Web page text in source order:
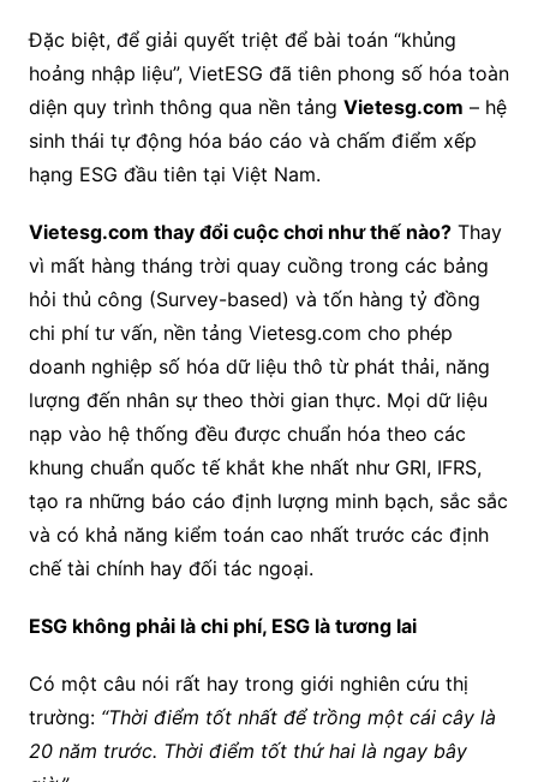
Đặc biệt, để giải quyết triệt để bài toán “khủng
hoảng nhập liệu”, VietESG đã tiên phong số hóa toàn
diện quy trình thông qua nền tảng Vietesg.com – hệ
sinh thái tự động hóa báo cáo và chấm điểm xếp
hạng ESG đầu tiên tại Việt Nam.
Vietesg.com thay đổi cuộc chơi như thế nào?Thay
vì mất hàng tháng trời quay cuồng trong các bảng
hỏi thủ công (Survey-based) và tốn hàng tỷ đồng
chi phí tư vấn, nền tảng Vietesg.com cho phép
doanh nghiệp số hóa dữ liệu thô từ phát thải, năng
lượng đến nhân sự theo thời gian thực. Mọi dữ liệu
nạp vào hệ thống đều được chuẩn hóa theo các
khung chuẩn quốc tế khắt khe nhất như GRI, IFRS,
tạo ra những báo cáo định lượng minh bạch, sắc sắc
và có khả năng kiểm toán cao nhất trước các định
chế tài chính hay đối tác ngoại.
ESG không phải là chi phí, ESG là tương lai
Có một câu nói rất hay trong giới nghiên cứu thị
trường: “Thời điểm tốt nhất để trồng một cái cây là
20 năm trước. Thời điểm tốt thứ hai là ngay bây